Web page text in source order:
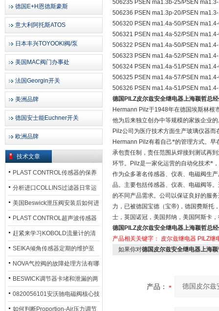
德国E+H恩德斯豪斯
意大利阿托斯ATOS
日本丰兴TOYOOKI阀/泵
美国MAC阀门办事处
法国Georgin开关
美洲品牌
德国安士能Euchner开关
欧洲品牌
技术文章
PLAST CONTROL传感器的保养
方法
分析进口COLLINS过滤器日常运
行排污步骤
美国Beswick泄压阀安装后如何进
行调试?
PLAST CONTROL超声波传感器
工作原理了解吗？
赶紧来学习KOBOLD流量计的清
洗流程吧
SEIKA倾角传感器定期的维护至
关重要
NOVA气控阀的故障处理方法有哪
些？
BESWICK调节器卡堵和泄漏的两
大问题解决措施
0820056101安沃驰电磁阀核心技
术参数
如何判断Proportion-Air压力调节
506235 PSEN ma1.3b-25/PSEN
506236 PSEN ma1.3p-20/PSEN
506320 PSEN ma1.4a-50/PSEN
506321 PSEN ma1.4a-52/PSEN
506322 PSEN ma1.4a-50/PSEN
506323 PSEN ma1.4a-52/PSEN
506324 PSEN ma1.4a-51/PSEN
506325 PSEN ma1.4a-57/PSEN
506326 PSEN ma1.4a-51/PSEN
德国PILZ皮尔兹安全继电器上海颖哲总
Hermann Pilz于1948年在德国埃斯林根
他为后来独立创办中等规模的家族企业
Pilz公司为医疗技术方面生产玻璃仪器
Hermann Pilz有着自己*的管理方式。早
承包责任制，责任范围从焊接到测试再
环节。
Pilz是一家化运营的自动化技术*
作为众多著名传感器、仪表、电磁阀生
品。主要包括传感器、仪表、电磁阀等
的不同产品需求。公司以保证良好的服
力，已被德国宝德（宝帝) ，德国费斯托
士，英国诺冠，美国邦纳，美国阿斯卡
德国PILZ皮尔兹安全继电器上海颖哲总
产品相关关键字： 皮尔兹继电器 PILZ继
如果你对德国皮尔兹安全继电器上海
产品：